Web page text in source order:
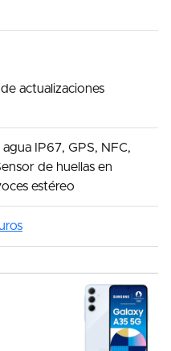
actualizaciones
agua IP67, GPS, NFC,
de huellas en
estéreo